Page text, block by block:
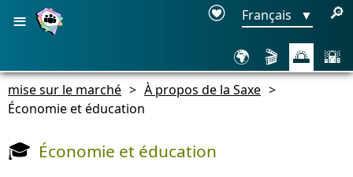
≡ Français ▼ 🔎
🌍 🎬 🌅 🌇
mise sur le marché > À propos de la Saxe >
Économie et éducation
🎓 Économie et éducation